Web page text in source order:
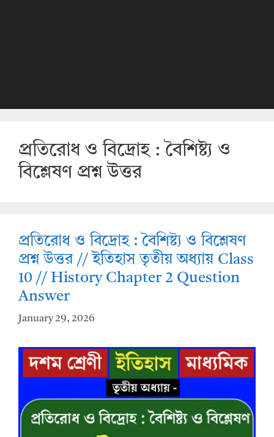
প্রতিরোধ ও বিদ্রোহ : বৈশিষ্ট্য ও
বিশ্লেষণ প্রশ্ন উত্তর
প্রতিরোধ ও বিদ্রোহ : বৈশিষ্ট্য ও বিশ্লেষণ
প্রশ্ন উত্তর // ইতিহাস তৃতীয় অধ্যায় Class
10 // History Chapter 2 Question
Answer
January 29, 2026